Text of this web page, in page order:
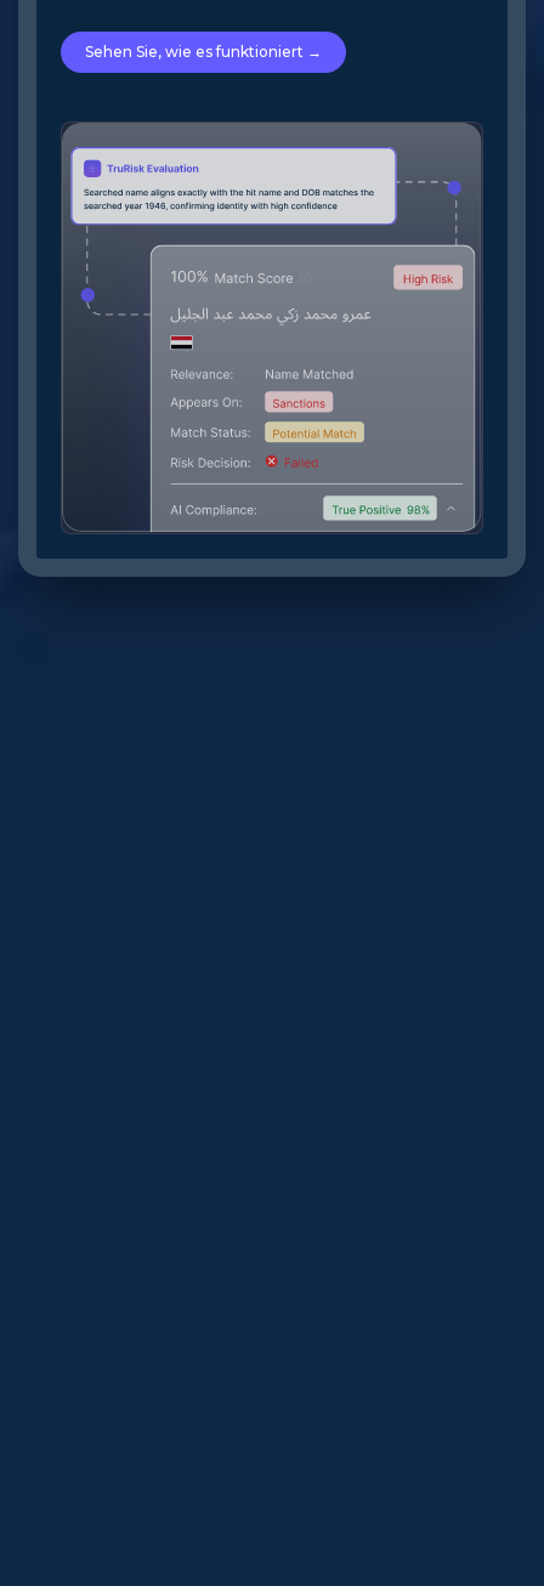
Sehen Sie, wie es funktioniert →